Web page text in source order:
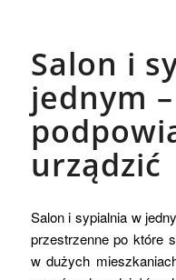
Salon i
jednym –
urządzić
Salon i sypialnia w
przestrzenne po które
w dużych